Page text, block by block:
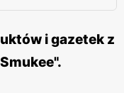
i gazetek z